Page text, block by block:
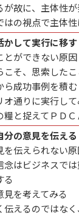
故に、主体性が
の視点で主体性
かして実行に移す
ができない原因
そ、思索した
成功事例を積む
通りに実行して
と捉えてＰＤ
分の意見を伝える
伝えられない原
はビジネスで
る
を考えてみる
えるのではな